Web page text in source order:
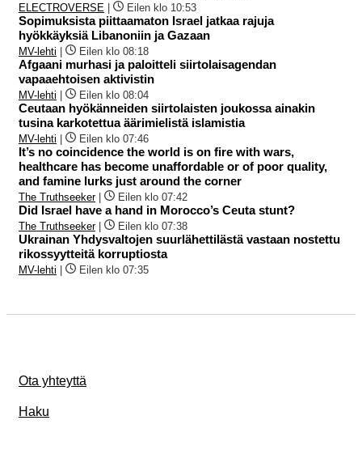
ELECTROVERSE Eilen klo 10:53
Sopimuksista piittaamaton Israel jatkaa rajuja
hyökkäyksiä Libanoniin ja Gazaan
MV-lehti Eilen klo 08:18
Afgaani murhasi ja paloitteli siirtolaisagendan
vapaaehtoisen aktivistin
MV-lehti Eilen klo 08:04
Ceutaan hyökänneiden siirtolaisten joukossa ainakin
tusina karkotettua äärimielistä islamistia
MV-lehti Eilen klo 07:46
It’s no coincidence the world is on fire with wars,
healthcare has become unaffordable or of poor quality,
and famine lurks just around the corner
The Truthseeker| Eilen klo 07:42
Did Israel have a hand in Morocco’s Ceuta stunt?
The Truthseeker| Eilen klo 07:38
Ukrainan Yhdysvaltojen suurlähettilästä vastaan nostettu
rikossyytteitä korruptiosta
MV-lehti Eilen klo 07:35
Ota yhteyttä
Haku